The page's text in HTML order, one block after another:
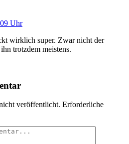
Uhr
wirklich super. Zwar nicht der
trotzdem meistens.
veröffentlicht. Erforderliche